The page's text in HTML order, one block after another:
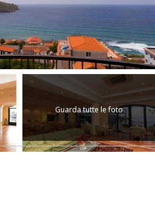
Guarda tutte le foto